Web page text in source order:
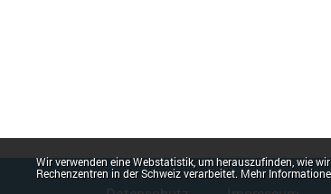
Fusszeile
Webstatistik
Wir verwenden eine Webstatistik, um herauszufinden, wie
Rechenzentren in der Schweiz verarbeitet. Mehr